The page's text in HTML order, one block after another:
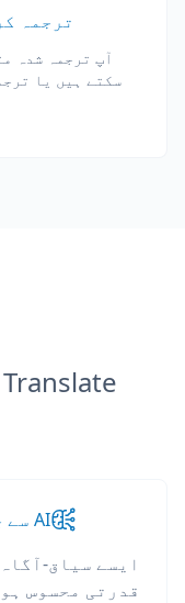
ترجمہ
آپ ترجمہ شدہ
سکتے ہیں یا
AI سے چلنے والے درست تراجم
قدرتی محسوس